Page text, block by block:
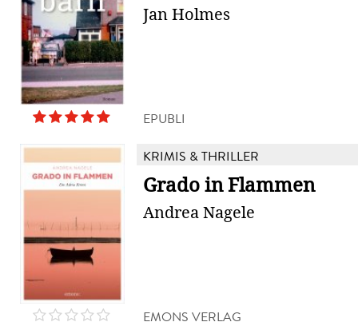
Jan Holmes
EPUBLI
KRIMIS & THRILLER
Grado in Flammen
Andrea Nagele
EMONS VERLAG